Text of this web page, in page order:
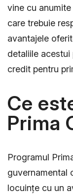
vine cu
care trebuie
avantajele
detaliile
credit pentru
Ce
Prima
Programul
guvernamental
locuințe cu un